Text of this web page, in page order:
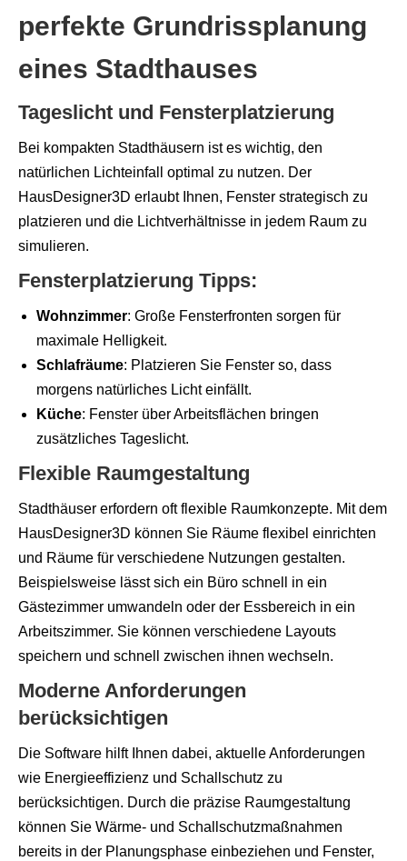
perfekte Grundrissplanung
eines Stadthauses
Tageslicht und Fensterplatzierung
Bei kompakten Stadthäusern ist es wichtig, den
natürlichen Lichteinfall optimal zu nutzen. Der
HausDesigner3D erlaubt Ihnen, Fenster strategisch zu
platzieren und die Lichtverhältnisse in jedem Raum zu
simulieren.
Fensterplatzierung Tipps:
Wohnzimmer: Große Fensterfronten sorgen für
maximale Helligkeit.
Schlafräume: Platzieren Sie Fenster so, dass
morgens natürliches Licht einfällt.
Küche: Fenster über Arbeitsflächen bringen
zusätzliches Tageslicht.
Flexible Raumgestaltung
Stadthäuser erfordern oft flexible Raumkonzepte. Mit dem
HausDesigner3D können Sie Räume flexibel einrichten
und Räume für verschiedene Nutzungen gestalten.
Beispielsweise lässt sich ein Büro schnell in ein
Gästezimmer umwandeln oder der Essbereich in ein
Arbeitszimmer. Sie können verschiedene Layouts
speichern und schnell zwischen ihnen wechseln.
Moderne Anforderungen
berücksichtigen
Die Software hilft Ihnen dabei, aktuelle Anforderungen
wie Energieeffizienz und Schallschutz zu
berücksichtigen. Durch die präzise Raumgestaltung
können Sie Wärme- und Schallschutzmaßnahmen
bereits in der Planungsphase einbeziehen und Fenster,